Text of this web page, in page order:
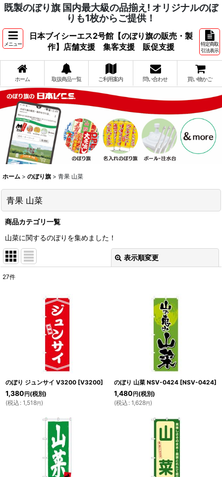
既製のぼり旗 国内最大級の品揃え! オリジナルのぼ
りも1枚からご提供！
メニュー
日本ブイシーエス2号館【のぼり旗の販売・製
作】店舗支援 集客支援 販促支援
特定商取
引法表示
ホーム 取扱商品一覧 ご利用案内 問い合わせ 買い物かご
ホーム > のぼり旗 > 青果 山菜
青果 山菜
商品カテゴリ一覧
山菜に関するのぼりを集めました！
表示順変更
27件
のぼり ジュンサイ V3200 [V3200]
1,380 円 (税別)
(税込 : 1,518円)
のぼり 山菜 NSV-0424 [NSV-0424]
1,480 円 (税別)
(税込 : 1,628円)